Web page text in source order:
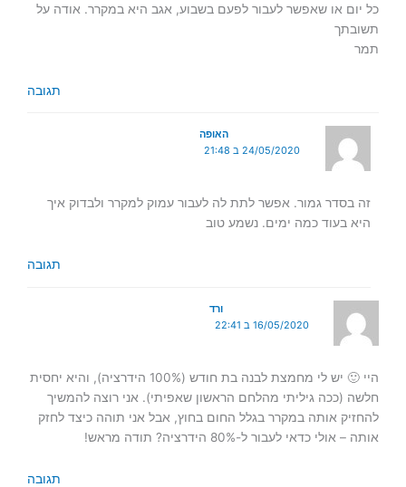
כל יום או שאפשר לעבור לפעם בשבוע, אגב היא במקרר. אודה על
תשובתך
תמר
תגובה
האופה
24/05/2020 ב 21:48
זה בסדר גמור. אפשר לתת לה לעבור עמוק למקרר ולבדוק איך
היא בעוד כמה ימים. נשמע טוב
תגובה
ורד
16/05/2020 ב 22:41
היי 🙂 יש לי מחמצת לבנה בת חודש (100% הידרציה), והיא יחסית
חלשה (ככה גיליתי מהלחם הראשון שאפיתי). אני רוצה להמשיך
להחזיק אותה במקרר בגלל החום בחוץ, אבל אני תוהה כיצד לחזק
אותה – אולי כדאי לעבור ל-80% הידרציה? תודה מראש!
תגובה